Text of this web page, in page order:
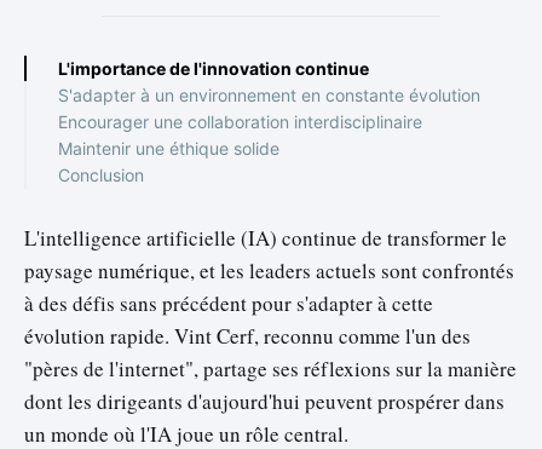
L'importance de l'innovation continue
S'adapter à un environnement en constante évolution
Encourager une collaboration interdisciplinaire
Maintenir une éthique solide
Conclusion
L'intelligence artificielle (IA) continue de transformer le
paysage numérique, et les leaders actuels sont confrontés
à des défis sans précédent pour s'adapter à cette
évolution rapide. Vint Cerf, reconnu comme l'un des
"pères de l'internet", partage ses réflexions sur la manière
dont les dirigeants d'aujourd'hui peuvent prospérer dans
un monde où l'IA joue un rôle central.